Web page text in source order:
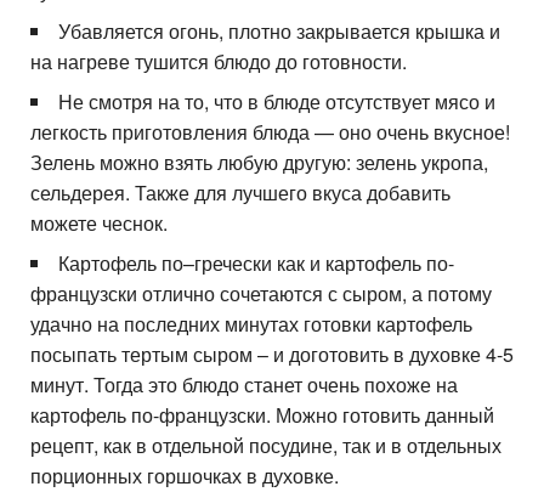
Убавляется огонь, плотно закрывается крышка и
на нагреве тушится блюдо до готовности.
Не смотря на то, что в блюде отсутствует мясо и
легкость приготовления блюда — оно очень вкусное!
Зелень можно взять любую другую: зелень укропа,
сельдерея. Также для лучшего вкуса добавить
можете чеснок.
Картофель по–гречески как и картофель по-
французски отлично сочетаются с сыром, а потому
удачно на последних минутах готовки картофель
посыпать тертым сыром – и доготовить в духовке 4-5
минут. Тогда это блюдо станет очень похоже на
картофель по-французски. Можно готовить данный
рецепт, как в отдельной посудине, так и в отдельных
порционных горшочках в духовке.